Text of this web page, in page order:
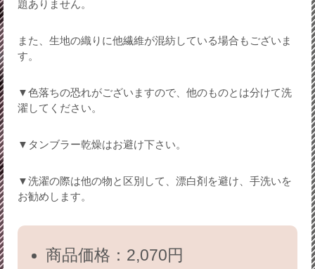
題ありません。
また、生地の織りに他繊維が混紡している場合もございま
す。
▼色落ちの恐れがございますので、他のものとは分けて洗
濯してください。
▼タンブラー乾燥はお避け下さい。
▼洗濯の際は他の物と区別して、漂白剤を避け、手洗いを
お勧めします。
商品価格：2,070円